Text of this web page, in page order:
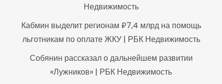
Недвижимость
Кабмин выделит регионам ₽7,4 млрд на помощь
льготникам по оплате ЖКУ | РБК Недвижимость
Собянин рассказал о дальнейшем развитии
«Лужников» | РБК Недвижимость